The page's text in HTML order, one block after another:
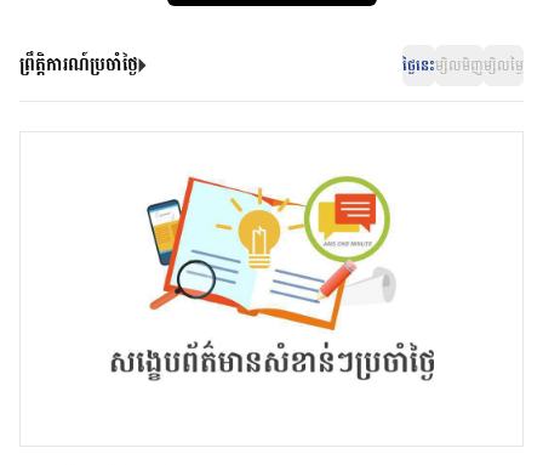
ព្រឹត្តិការណ៍ប្រចាំថ្ងៃ ថ្ងៃនេះម្សិលមិញម្សិលម្ងៃ